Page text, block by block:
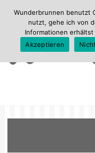
Wunderbrunnen benutzt
nutzt, gehe ich von
Informationen
Akzeptieren